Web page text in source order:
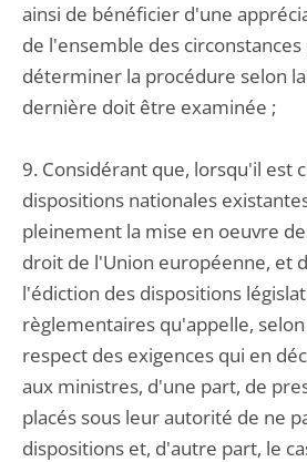
ainsi de bénéficier d'une
de l'ensemble des
déterminer la procédure selon
dernière doit être examinée ;
9. Considérant que, lorsqu'il est
dispositions nationales
pleinement la mise en oeuvre
droit de l'Union européenne, et
l'édiction des dispositions
règlementaires qu'appelle, selon
respect des exigences qui en
aux ministres, d'une part, de
placés sous leur autorité de ne
dispositions et, d'autre part, le